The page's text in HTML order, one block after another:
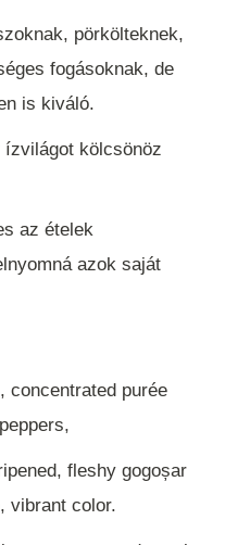
pörkölteknek,
fogásoknak, de
is kiváló.
ízvilágot kölcsönöz
az ételek
azok saját
concentrated purée
fleshy gogoșar
vibrant color.